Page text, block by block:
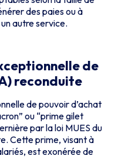
des paies ou à
autre service.
de
reconduite
de pouvoir d’achat
ou “prime gilet
par la loi MUES du
Cette prime, visant à
est exonérée de